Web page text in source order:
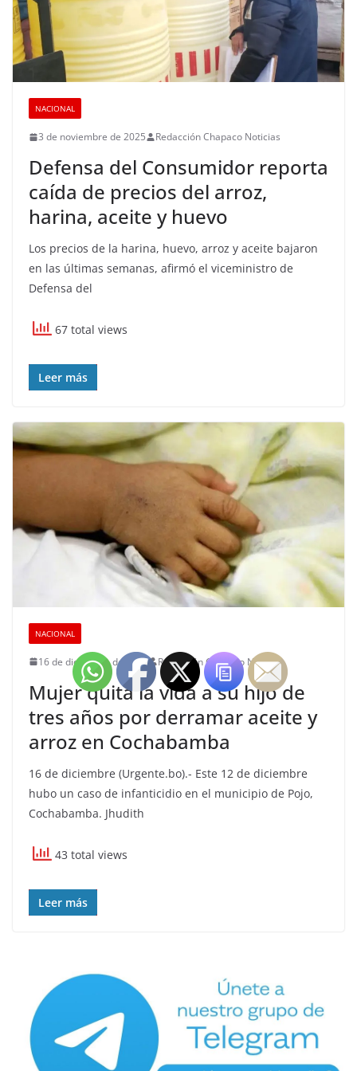
NACIONAL
3 de noviembre de 2025 Redacción Chapaco Noticias
Defensa del Consumidor reporta
caída de precios del arroz,
harina, aceite y huevo
Los precios de la harina, huevo, arroz y aceite bajaron
en las últimas semanas, afirmó el viceministro de
Defensa del
67 total views
Leer más
NACIONAL
16 de diciembre de 2024 Redacción Chapaco Noticias
Mujer quita la vida a su hijo de
tres años por derramar aceite y
arroz en Cochabamba
16 de diciembre (Urgente.bo).- Este 12 de diciembre
hubo un caso de infanticidio en el municipio de Pojo,
Cochabamba. Jhudith
43 total views
Leer más